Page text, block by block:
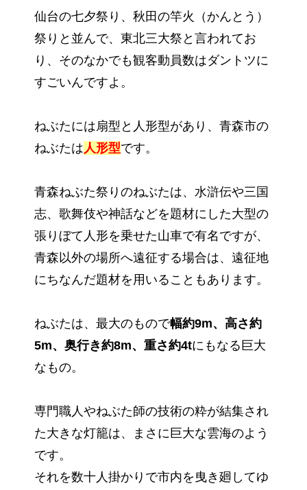
仙台の七夕祭り、秋田の竿火（かんとう）
祭りと並んで、東北三大祭と言われてお
り、そのなかでも観客動員数はダントツに
すごいんですよ。
ねぶたには扇型と人形型があり、青森市の
ねぶたは人形型です。
青森ねぶた祭りのねぶたは、水滸伝や三国
志、歌舞伎や神話などを題材にした大型の
張りぼて人形を乗せた山車で有名ですが、
青森以外の場所へ遠征する場合は、遠征地
にちなんだ題材を用いることもあります。
ねぶたは、最大のもので幅約9m、高さ約
5m、奥行き約8m、重さ約4tにもなる巨大
なもの。
専門職人やねぶた師の技術の粋が結集され
た大きな灯籠は、まさに巨大な雲海のよう
です。
それを数十人掛かりで市内を曳き廻してゆ